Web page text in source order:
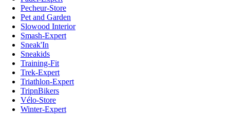
Pecheur-Store
Pet and Garden
Slowood Interior
Smash-Expert
Sneak'In
Sneakids
Training-Fit
Trek-Expert
Triathlon-Expert
TripnBikers
Vélo-Store
Winter-Expert